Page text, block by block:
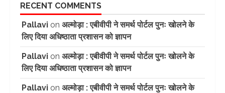
RECENT COMMENTS
Pallavi on अल्मोड़ा : एबीवीपी ने समर्थ पोर्टल पुनः खोलने के
लिए दिया अधिष्ठाता प्रशासन को ज्ञापन
Pallavi on अल्मोड़ा : एबीवीपी ने समर्थ पोर्टल पुनः खोलने के
लिए दिया अधिष्ठाता प्रशासन को ज्ञापन
Pallavi on अल्मोड़ा : एबीवीपी ने समर्थ पोर्टल पुनः खोलने के